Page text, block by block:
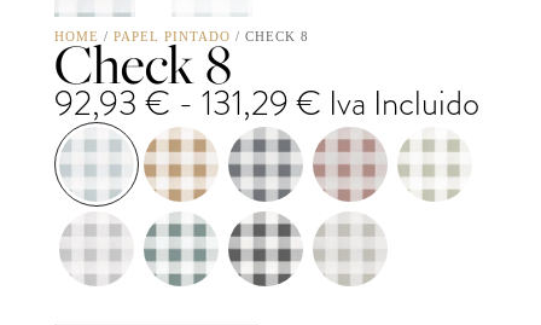
HOME / PAPEL PINTADO / CHECK 8
Check 8
92,93 € - 131,29€Rango
de
precios:
desde
92,93 €
hasta
Iva Incluido